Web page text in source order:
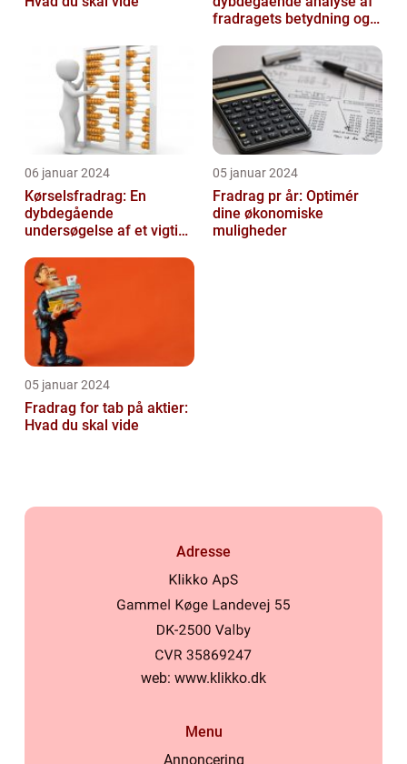
fradragets betydning og
06 januar 2024
Kørselsfradrag: En
dybdegående
undersøgelse af et vigtigt
05 januar 2024
Fradrag pr år: Optimér
dine økonomiske
muligheder
05 januar 2024
Fradrag for tab på aktier:
Hvad du skal vide
Adresse
web: www.klikko.dk
Menu
Annoncering